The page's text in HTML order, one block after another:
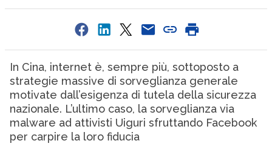
In Cina, internet è, sempre più, sottoposto a
strategie massive di sorveglianza generale
motivate dall’esigenza di tutela della sicurezza
nazionale. L’ultimo caso, la sorveglianza via
malware ad attivisti Uiguri sfruttando Facebook
per carpire la loro fiducia